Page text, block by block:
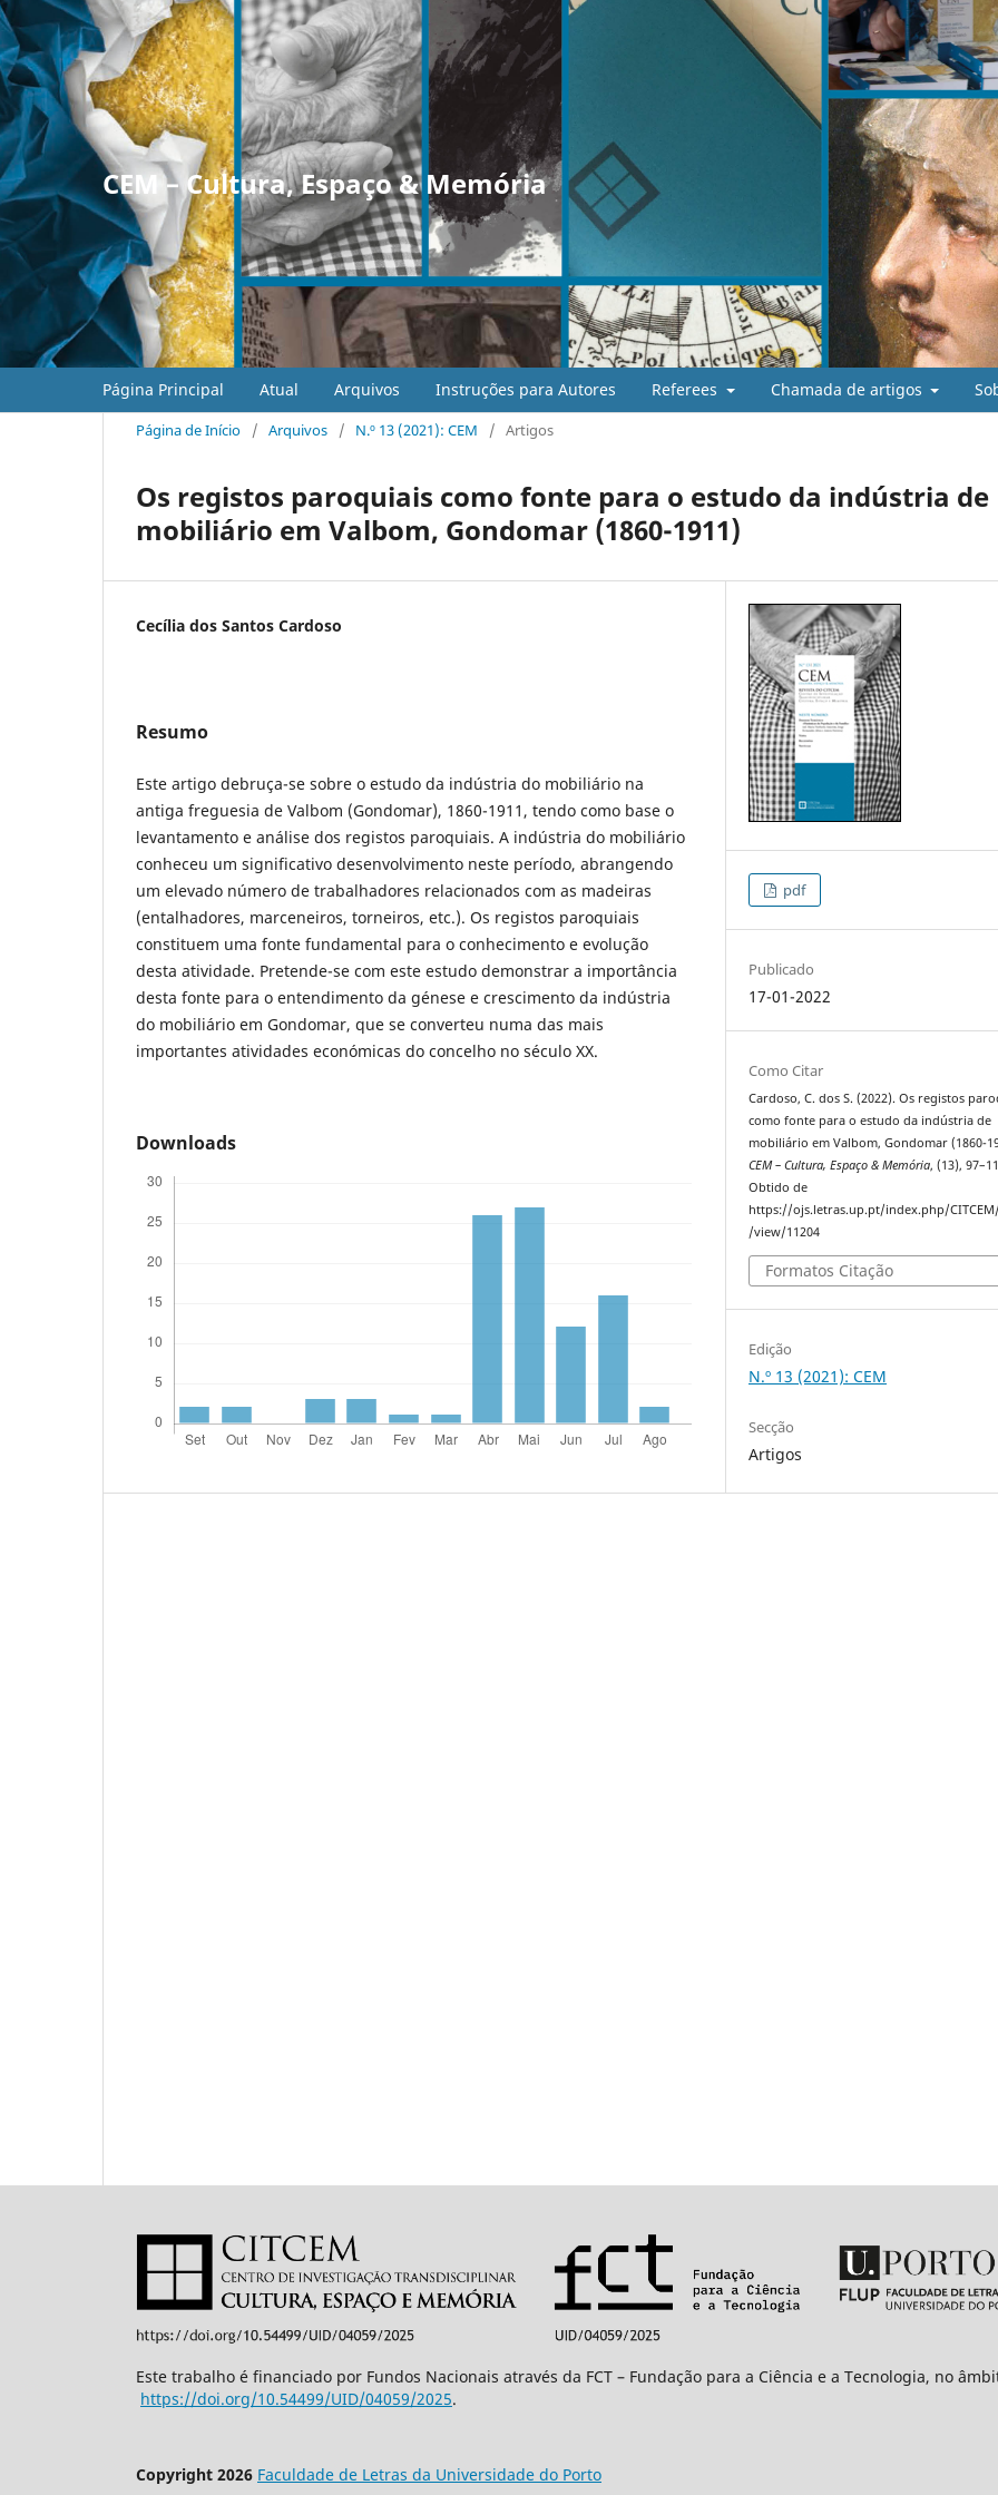
CEM – Cultura, Espaço & Memória
Página Principal Atual Arquivos Instruções para Autores Referees Chamada de artigos
Página de Início / Arquivos / N.º 13 (2021): CEM / Artigos
Os registos paroquiais como fonte para o estudo da indústria de
mobiliário em Valbom, Gondomar (1860-1911)
Cecília dos Santos Cardoso
Resumo
Este artigo debruça-se sobre o estudo da indústria do mobiliário na
antiga freguesia de Valbom (Gondomar), 1860-1911, tendo como base o
levantamento e análise dos registos paroquiais. A indústria do mobiliário
conheceu um significativo desenvolvimento neste período, abrangendo
um elevado número de trabalhadores relacionados com as madeiras
(entalhadores, marceneiros, torneiros, etc.). Os registos paroquiais
constituem uma fonte fundamental para o conhecimento e evolução
desta atividade. Pretende-se com este estudo demonstrar a importância
desta fonte para o entendimento da génese e crescimento da indústria
do mobiliário em Gondomar, que se converteu numa das mais
importantes atividades económicas do concelho no século XX.
Downloads
pdf
Publicado
17-01-2022
Como Citar
Cardoso, C. dos S. (2022). Os registos
como fonte para o estudo da indústria de
mobiliário em Valbom, Gondomar (1860-
CEM – Cultura, Espaço & Memória, (13),
Obtido de
https://ojs.letras.up.pt/index.php/
/view/11204
Formatos Citação
Edição
N.º 13 (2021): CEM
Secção
Artigos
Este trabalho é financiado por Fundos Nacionais através da FCT – Fundação para a Ciência e a Tecnologia, no
https://doi.org/10.54499/UID/04059/2025.
Copyright 2026 Faculdade de Letras da Universidade do Porto